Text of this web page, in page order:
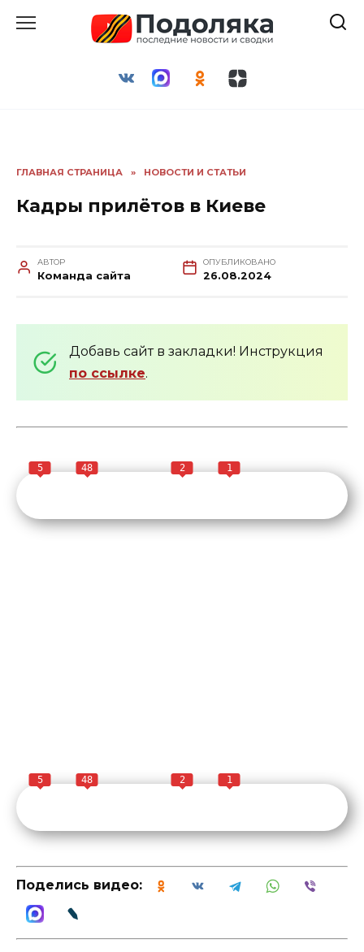
ГЛАВНАЯ СТРАНИЦА » НОВОСТИ И СТАТЬИ
Кадры прилётов в Киеве
АВТОР
Команда сайта
ОПУБЛИКОВАНО
26.08.2024
Добавь сайт в закладки! Инструкция
по ссылке.
5 48 2 1
5 48 2 1
Поделись видео: